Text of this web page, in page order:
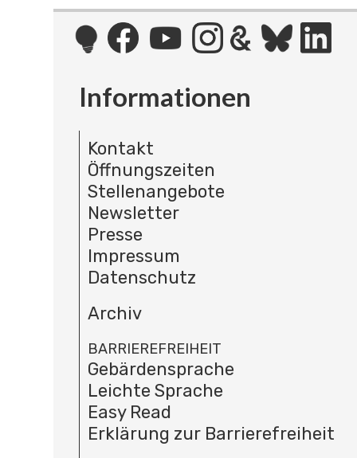
Informationen
Kontakt
Öffnungszeiten
Stellenangebote
Newsletter
Presse
Impressum
Datenschutz
Archiv
BARRIEREFREIHEIT
Gebärdensprache
Leichte Sprache
Easy Read
Erklärung zur Barrierefreiheit